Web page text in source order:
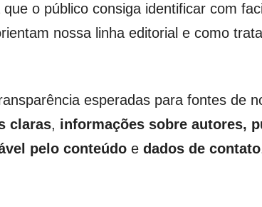
o público consiga identificar com
nossa linha editorial e como
esperadas para fontes de
claras, informações sobre autores,
pelo conteúdo e dados de contato